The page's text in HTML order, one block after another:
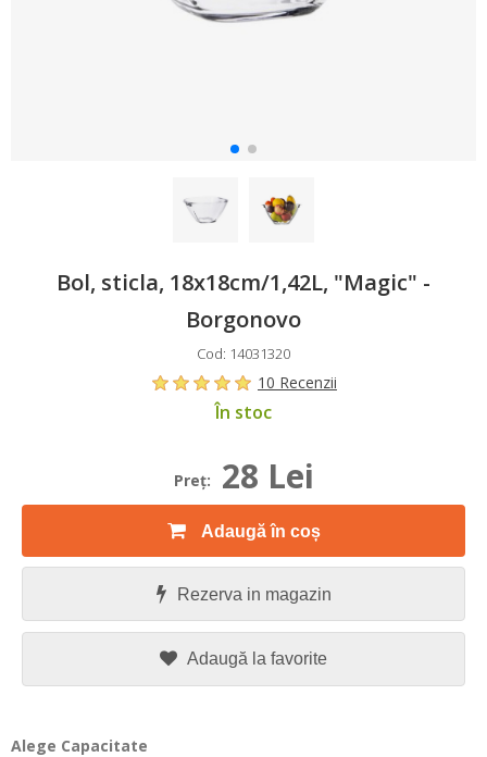
Bol, sticla, 18x18cm/1,42L, "Magic" -
Borgonovo
Cod: 14031320
10 Recenzii
În stoc
Preţ: 28 Lei
Adaugă în coș
Rezerva in magazin
Adaugă la favorite
Alege Capacitate